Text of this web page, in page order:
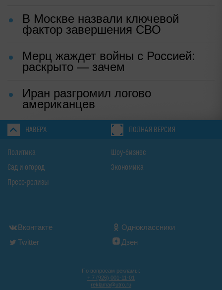
В Москве назвали ключевой
фактор завершения СВО
Мерц жаждет войны с Россией:
раскрыто — зачем
Иран разгромил логово
американцев
НАВЕРХ ПОЛНАЯ ВЕРСИЯ
Политика
Сад и огород
Пресс-релизы
Шоу-бизнес
Экономика
Вконтакте
Одноклассники
Twitter
Дзен
По вопросам рекламы:
+ 7 (926) 001-11-01
reklama@utro.ru